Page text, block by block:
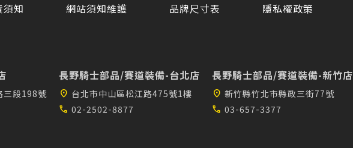
須知 網站須知維護 品牌尺寸表 隱私權政策
三段198號
長野騎士部品/賽道裝備-台北店
location_on 台北市中山區松江路475號1樓
call 02-2502-8877
長野騎士部品/賽道裝備-新竹店
location_on 新竹縣竹北市縣政三街77號
call 03-657-3377